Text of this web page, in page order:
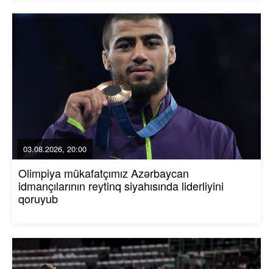
03.08.2026, 20:00
Olimpiya mükafatçımız Azərbaycan
idmançılarının reytinq siyahısında liderliyini
qoruyub